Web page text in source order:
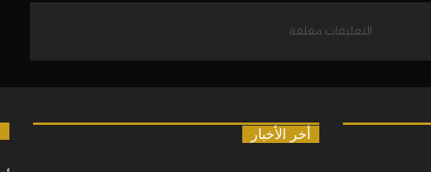
التعليقات مغلقة.
أخر الأخبار